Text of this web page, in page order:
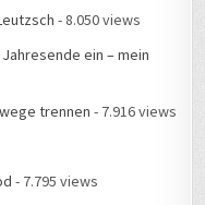
- 8.050 views
ein – mein
trennen - 7.916 views
- 7.795 views